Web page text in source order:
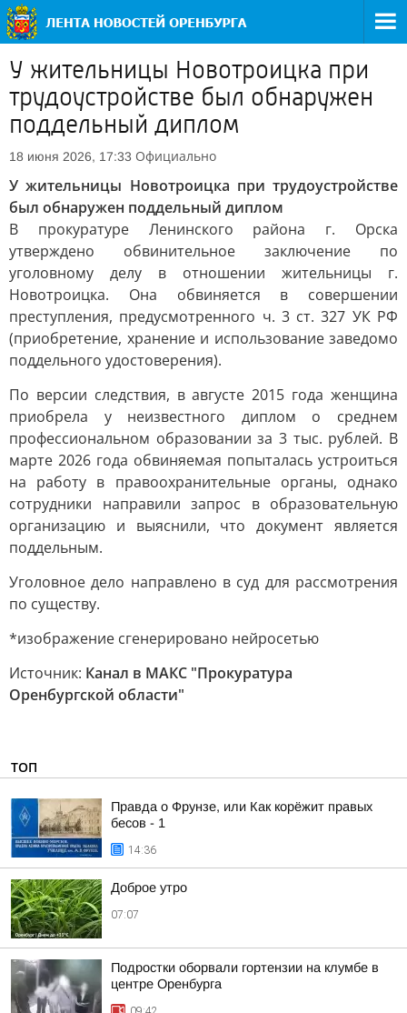
У жительницы Новотроицка при
трудоустройстве был обнаружен
поддельный диплом
18 июня 2026, 17:33 Официально
У жительницы Новотроицка при трудоустройстве
был обнаружен поддельный диплом
В прокуратуре Ленинского района г. Орска
утверждено обвинительное заключение по
уголовному делу в отношении жительницы г.
Новотроицка. Она обвиняется в совершении
преступления, предусмотренного ч. 3 ст. 327 УК РФ
(приобретение, хранение и использование заведомо
поддельного удостоверения).
По версии следствия, в августе 2015 года женщина
приобрела у неизвестного диплом о среднем
профессиональном образовании за 3 тыс. рублей. В
марте 2026 года обвиняемая попыталась устроиться
на работу в правоохранительные органы, однако
сотрудники направили запрос в образовательную
организацию и выяснили, что документ является
поддельным.
Уголовное дело направлено в суд для рассмотрения
по существу.
*изображение сгенерировано нейросетью
Источник: Канал в МАКС "Прокуратура
Оренбургской области"
ТОП
Правда о Фрунзе, или Как корёжит правых
бесов - 1
14:36
Доброе утро
07:07
Подростки оборвали гортензии на клумбе в
центре Оренбурга